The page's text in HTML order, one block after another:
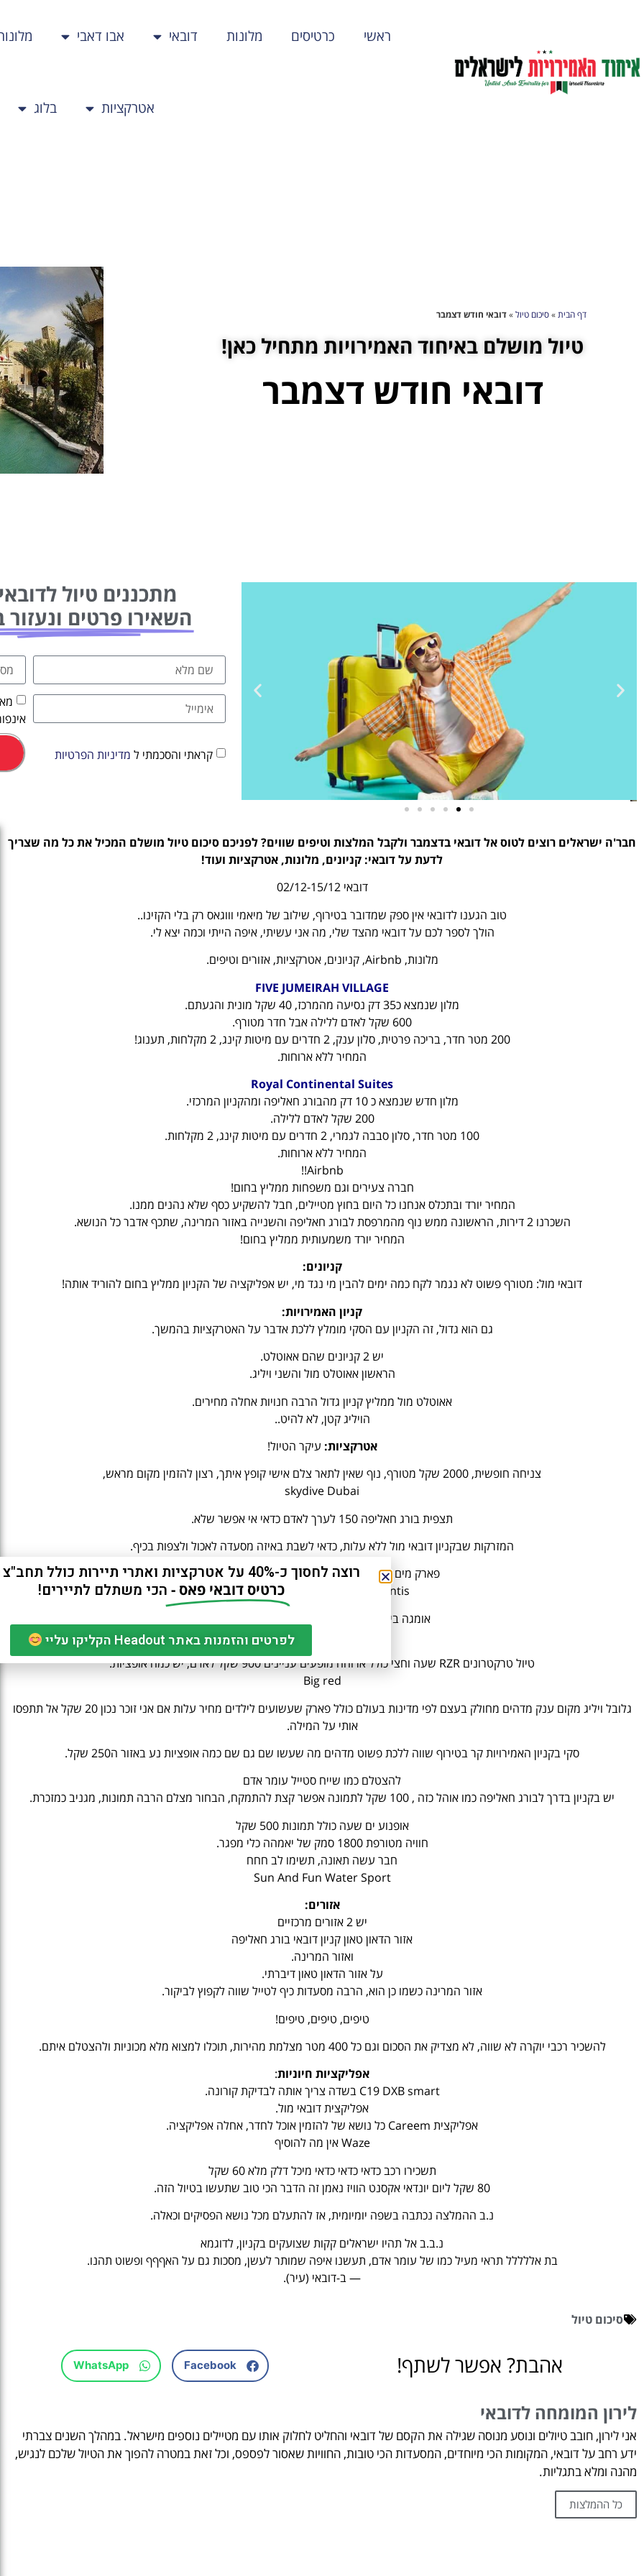
ראשי כרטיסים מלונות דובאי אבו דאבי
אטרקציות בלוג
דף הבית»סיכום טיול»דובאי חודש דצמבר
טיול מושלם באיחוד האמירויות מתחיל כאן!
דובאי חודש דצמבר
טיסות
אטרקציות
מתכננים טיול
השאירו פרטים ונעזור
קראתי והסכמתי ל מדיניות הפרטיות
חבר'ה ישראלים רוצים לטוס אל דובאי בדצמבר ולקבל המלצות וטיפים שווים? לפניכם סיכום טיול מושלם המכיל את כל מה שצריך
לדעת על דובאי: קניונים, מלונות, אטרקציות ועוד!
דובאי 02/12-15/12
טוב הגענו לדובאי אין ספק שמדובר בטירוף, שילוב של מיאמי וווגאס רק בלי הקזינו..
הולך לספר לכם על דובאי מהצד שלי, מה אני עשיתי, איפה הייתי וכמה יצא לי.
מלונות, Airbnb, קניונים, אטרקציות, אזורים וטיפים.
מלון שנמצא כ35 דק נסיעה מהמרכז, 40 שקל מונית והגעתם.
600 שקל לאדם ללילה אבל חדר מטורף.
200 מטר חדר, בריכה פרטית, סלון ענק, 2 חדרים עם מיטות קינג, 2 מקלחות, תענוג!
המחיר ללא ארוחות.
Royal Continental Suites
מלון חדש שנמצא כ 10 דק מהבורג חאליפה ומהקניון המרכזי.
200 שקל לאדם ללילה.
100 מטר חדר, סלון סבבה לגמרי, 2 חדרים עם מיטות קינג, 2 מקלחות.
המחיר ללא ארוחות.
Airbnb!!
חברה צעירים וגם משפחות ממליץ בחום!
המחיר יורד ובתכלס אנחנו כל היום בחוץ מטיילים, חבל להשקיע כסף שלא נהנים ממנו.
השכרנו 2 דירות, הראשונה ממש נוף מהמרפסת לבורג חאליפה והשנייה באזור המרינה, שתכף אדבר כל הנושא.
המחיר יורד משמעותית ממליץ בחום!
קניונים:
דובאי מול: מטורף פשוט לא נגמר לקח כמה ימים להבין מי נגד מי, יש אפליקציה של הקניון ממליץ בחום להוריד אותה!
קניון האמירויות:
גם הוא גדול, זה הקניון עם הסקי מומלץ ללכת אדבר על האטרקציות בהמשך.
יש 2 קניונים שהם אאוטלט.
הראשון אאוטלט מול והשני ויליג.
אאוטלט מול ממליץ קניון גדול הרבה חנויות אחלה מחירים.
הויליג קטן, לא להיט..
אטרקציות: עיקר הטיול!
צניחה חופשית, 2000 שקל מטורף, נוף שאין לתאר צלם אישי קופץ איתך, רצון להזמין מקום מראש,
תצפית בורג חאליפה 150 לערך לאדם כדאי אי אפשר שלא.
המזרקות שבקניון דובאי מול ללא עלות, כדאי לשבת באיזה מסעדה לאכול ולצפות בכיף.
פארק מים 270 שקל לאדם כיף חיים, אין תורות בכלל.
Aquaventure Waterpark Atlantis
אומגה בין בניינים 550 לאדם סבבה הייתי מוותר.
טיול טרקטרונים RZR שעה וחצי כולל ארוחה מופעים עניינים 900 שקל לאדם, יש כמה אופציות.
Big red
גלובל ויליג מקום ענק מדהים מחולק בעצם לפי מדינות בעולם כולל פארק שעשועים לילדים מחיר עלות אם אני זוכר נכון 20 שקל אל תתפסו
אותי על המילה.
סקי בקניון האמירויות קר בטירוף שווה ללכת פשוט מדהים מה שעשו שם גם שם כמה אופציות נע באזור ה250 שקל.
להצטלם כמו שייח סטייל עומר אדם
יש בקניון בדרך לבורג חאליפה כמו אוהל כזה , 100 שקל לתמונה אפשר קצת להתמקח, הבחור מצלם הרבה תמונות, מגניב כמזכרת.
אופנוע ים שעה כולל תמונות 500 שקל
חוויה מטורפת 1800 סמק של יאמהה כלי מפגר.
חבר עשה תאונה, תשימו לב חחח
Sun And Fun Water Sport
אזורים:
יש 2 אזורים מרכזיים
אזור הדאון טאון קניון דובאי בורג חאליפה
ואזור המרינה.
על אזור הדאון טאון דיברתי.
אזור המרינה כשמו כן הוא, הרבה מסעדות כיף לטייל שווה לקפוץ לביקור.
טיפים, טיפים, טיפים!
להשכיר רכבי יוקרה לא שווה, לא מצדיק את הסכום וגם כל 400 מטר מצלמת מהירות, תוכלו למצוא מלא מכוניות ולהצטלם איתם.
אפליקציות חיוניות:
C19 DXB smart בשדה צריך אותה לבדיקת קורונה.
אפליקצית דובאי מול.
אפליקצית Careem כל נושא של להזמין אוכל לחדר, אחלה אפליקציה.
Waze אין מה להוסיף
תשכירו רכב כדאי כדאי כדאי מיכל דלק מלא 60 שקל
80 שקל ליום יונדאי אקסנט הוויז נאמן זה הדבר הכי טוב שתעשו בטיול הזה.
נ.ב ההמלצה נכתבה בשפה יומיומית, אז להתעלם מכל נושא הפסיקים וכאלה.
נ.ב.ב אל תהיו ישראלים קקות שצועקים בקניון, לדוגמא
בת אללללל תראי מעיל כמו של עומר אדם, תעשנו איפה שמותר לעשן, מסכות גם על האףףף ופשוט תהנו.
— ב-‏דובאי (עיר)‏.
סיכום טיול
אהבת? אפשר לשתף! Facebook
WhatsApp
לירון המומחה לדובאי
אני לירון, חובב טיולים ונוסע מנוסה שגילה את הקסם של דובאי והחליט לחלוק אותו עם מטיילים נוספים מישראל. במהלך השנים צברתי
ידע רחב על דובאי, המקומות הכי מיוחדים, המסעדות הכי טובות, החוויות שאסור לפספס, וכל זאת במטרה להפוך את הטיול שלכם לנגיש,
מהנה ומלא בתגליות.
כל ההמלצות
רוצה לחסוך כ-40% על אטרקציות ואתרי תיירות כולל תחב"צ חינם?
כרטיס דובאי פאס - הכי משתלם לתיירים!
לפרטים והזמנות באתר Headout הקליקו עליי